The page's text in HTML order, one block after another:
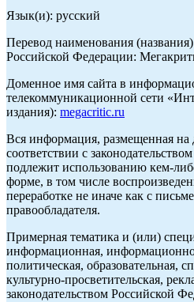
Язык(и): русский
Перевод наименования
Российской Федерации:
Доменное имя сайта в
телекоммуникационной сети
издания): megacritic.ru
Вся информация, размещенная на
соответствии с
подлежит использованию кем-
форме, в том числе
переработке не иначе как с
правообладателя.
Примерная тематика и (или)
информационная,
политическая, образовательная,
культурно-просветительская,
законодательством Российской